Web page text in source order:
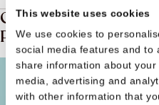
This website uses cookies
We use cookies to
social media features and to
share information about
media, advertising and
with other information that
Gerelateerde boeken
Prentenboek